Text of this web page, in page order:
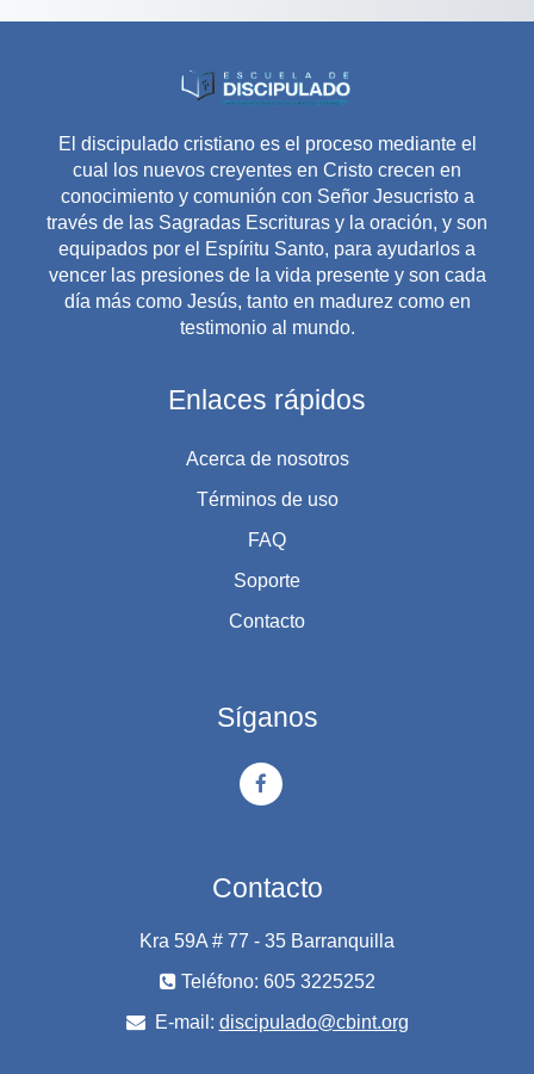
El discipulado cristiano es el proceso mediante el
cual los nuevos creyentes en Cristo crecen en
conocimiento y comunión con Señor Jesucristo a
través de las Sagradas Escrituras y la oración, y son
equipados por el Espíritu Santo, para ayudarlos a
vencer las presiones de la vida presente y son cada
día más como Jesús, tanto en madurez como en
testimonio al mundo.
Enlaces rápidos
Acerca de nosotros
Términos de uso
FAQ
Soporte
Contacto
Síganos
Contacto
Kra 59A # 77 - 35 Barranquilla
Teléfono: 605 3225252
E-mail: discipulado@cbint.org